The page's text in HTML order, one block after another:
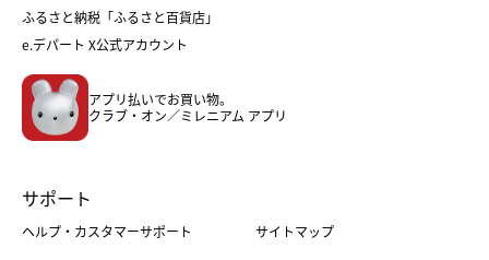
フード
ホーム・キッチン＆アート
ふるさと納税「ふるさと百貨店」
e.デパート X公式アカウント
アプリ払いでお買い物。
クラブ・オン／ミレニアム アプリ
サポート
ヘルプ・カスタマーサポート サイトマップ